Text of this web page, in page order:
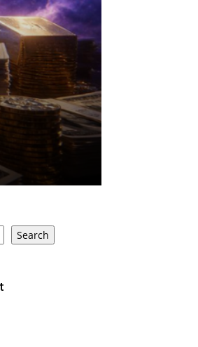
Search